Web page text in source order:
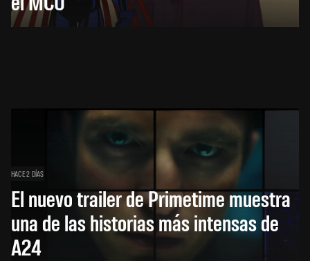
HACE 2 DÍAS
El nuevo trailer de Primetime muestra
una de las historias más intensas de
A24